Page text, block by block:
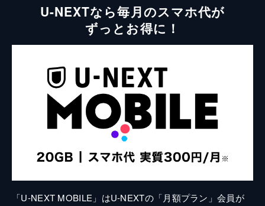
U-NEXTなら毎月のスマホ代が
ずっとお得に！
「U-NEXT MOBILE」はU-NEXTの「月額プラン」会員が